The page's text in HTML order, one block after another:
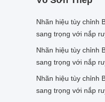
Nhãn hiệu tùy chỉnh
sang trọng với nắp
Nhãn hiệu tùy chỉnh
sang trọng với nắp
Nhãn hiệu tùy chỉnh
sang trọng với nắp